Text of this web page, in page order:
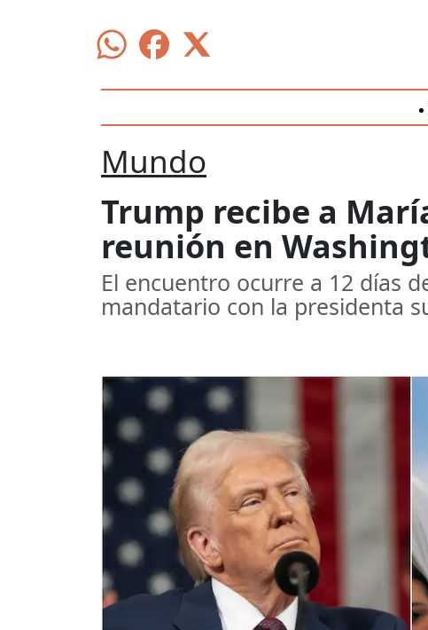
Mundo
Trump recibe a
reunión en
El encuentro ocurre a 12 días
mandatario con la presidenta